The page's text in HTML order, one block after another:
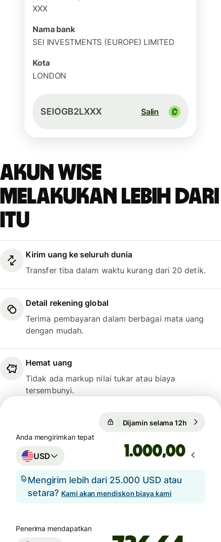
XXX
Nama bank
SEI INVESTMENTS (EUROPE) LIMITED
Kota
LONDON
SEIOGB2LXXX Salin
Akun Wise
melakukan lebih dari
itu
Kirim uang ke seluruh dunia
Transfer tiba dalam waktu kurang dari 20 detik.
Detail rekening global
Terima pembayaran dalam berbagai mata uang
dengan mudah.
Hemat uang
Tidak ada markup nilai tukar atau biaya
tersembunyi.
Dijamin selama 12h
Anda mengirimkan tepat
USD ,00
Mengirim lebih dari 25.000 USD atau
setara? Kami akan mendiskon biaya kami
Penerima mendapatkan